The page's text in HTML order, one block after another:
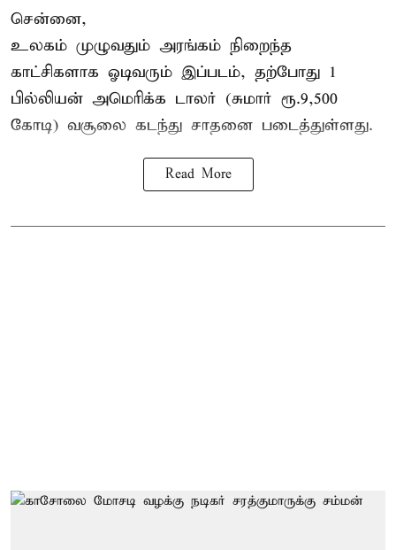
சென்னை,
உலகம் முழுவதும் அரங்கம் நிறைந்த
காட்சிகளாக ஓடிவரும் இப்படம், தற்போது 1
பில்லியன் அமெரிக்க டாலர் (சுமார் ரூ.9,500
கோடி) வசூலை கடந்து சாதனை படைத்துள்ளது.
Read More